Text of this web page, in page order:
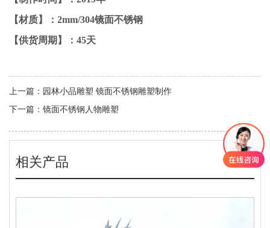
【材质】：2mm/304镜面不锈钢
【供货周期】：45天
上一篇： 园林小品雕塑 镜面不锈钢雕塑制作
下一篇： 镜面不锈钢人物雕塑
相关产品